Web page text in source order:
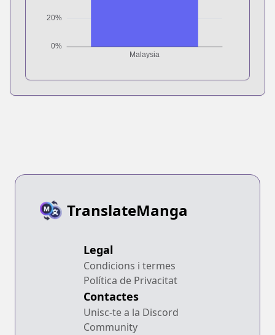
TranslateManga
Legal
Condicions i termes
Política de Privacitat
Contactes
Unisc-te a la Discord
Community